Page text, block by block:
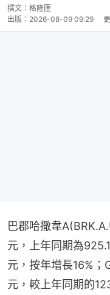
撰文： 格隆匯
出版： 2026-08-09 09:29
巴郡哈撒韋
元，上年同期為
元，按年增長16%；
元，較上年同期的